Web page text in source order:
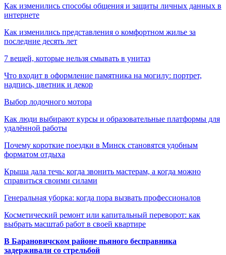
Как изменились способы общения и защиты личных данных в
интернете
Как изменились представления о комфортном жилье за
последние десять лет
7 вещей, которые нельзя смывать в унитаз
Что входит в оформление памятника на могилу: портрет,
надпись, цветник и декор
Выбор лодочного мотора
Как люди выбирают курсы и образовательные платформы для
удалённой работы
Почему короткие поездки в Минск становятся удобным
форматом отдыха
Крыша дала течь: когда звонить мастерам, а когда можно
справиться своими силами
Генеральная уборка: когда пора вызвать профессионалов
Косметический ремонт или капитальный переворот: как
выбрать масштаб работ в своей квартире
В Барановичском районе пьяного бесправника
задерживали со стрельбой